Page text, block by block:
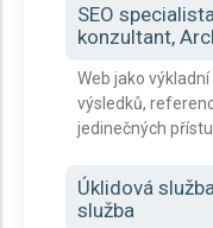
SEO
konzultant,
Web jako
výsledků,
jedinečných
Úklidová
služba